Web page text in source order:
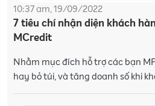
10:37 am, 19/09/2022
7 tiêu chí nhận diện khách
MCredit
Nhằm mục đích hỗ trợ các bạn
hay bỏ túi, và tăng doanh số khi
chính tại MCredit. MFast chia sẻ 7